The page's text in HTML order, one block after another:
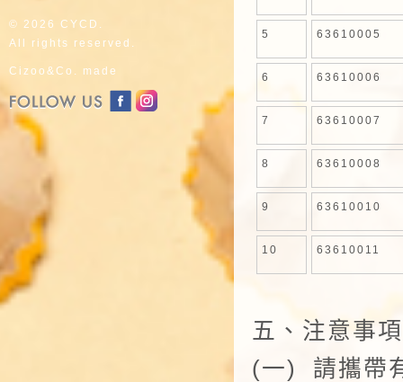
5 63610005
6 63610006
7 63610007
8 63610008
9 63610010
10 63610011
五、注意事
(一) 請攜帶
© 2026 CYCD.
All rights reserved.
Cizoo&Co. made